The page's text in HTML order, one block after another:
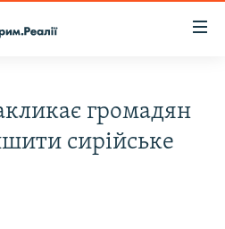
громадян
сирійське